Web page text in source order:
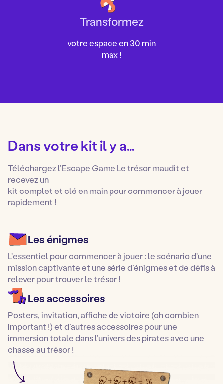
Transformez
votre espace en 30 min
max !
Dans votre kit il y a…
Téléchargez l’Escape Game Le trésor maudit et
recevez un
kit complet et clé en main pour commencer à jouer
rapidement !
Les énigmes
L’essentiel pour commencer à jouer : le scénario d’une
mission captivante et une série d’énigmes et de défis à
relever pour trouver le trésor !
Les accessoires
Posters, invitation, affiche de victoire (oh combien
important !) et d’autres accessoires pour une
immersion totale dans l’univers des pirates avec une
chasse au trésor !